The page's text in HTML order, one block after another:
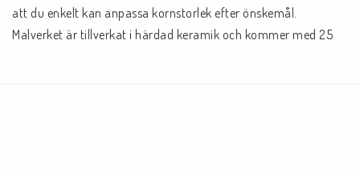
att du enkelt kan anpassa kornstorlek efter önskemål.
Malverket är tillverkat i härdad keramik och kommer med 25